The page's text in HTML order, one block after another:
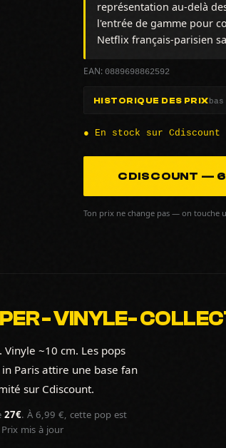
représentation au-delà
l'entrée de gamme pour
Netflix français-parisien
EAN: 0889698862592
HISTORIQUE DES PRIX
● En stock sur Cdiscount
CDISCOUNT —
Ton prix ne change pas — on touche
- VINYLE-
~10 cm. Les pops
Paris attire une base fan
sur Cdiscount.
27€. À 6,99 €, cette pop est
mis à jour